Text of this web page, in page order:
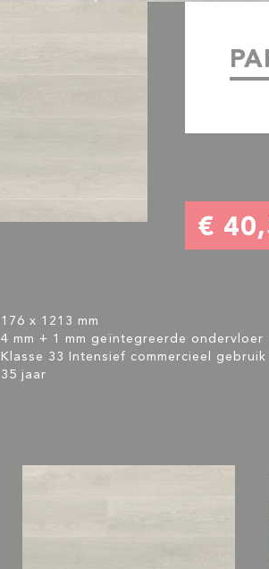
€
176 x 1213 mm
4 mm + 1 mm geïntegreerde ondervloer
Klasse 33 Intensief commercieel gebruik
35 jaar